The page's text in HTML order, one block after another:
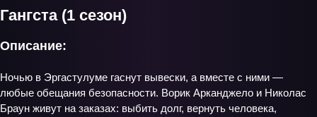
Гангста (1 сезон)
Описание:
Ночью в Эргастулуме гаснут вывески, а вместе с ними —
любые обещания безопасности. Ворик Арканджело и Николас
Браун живут на заказах: выбить долг, вернуть человека,